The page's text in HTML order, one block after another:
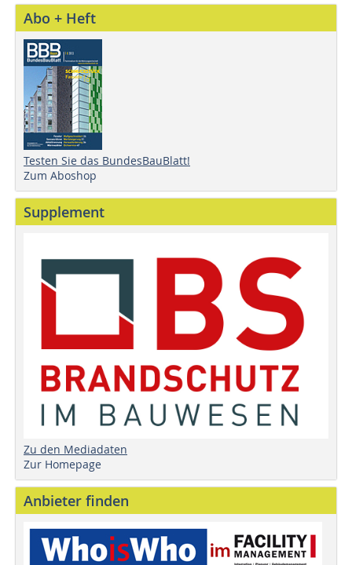
Abo + Heft
Testen Sie das BundesBauBlatt!
Zum Aboshop
Supplement
Zu den Mediadaten
Zur Homepage
Anbieter finden